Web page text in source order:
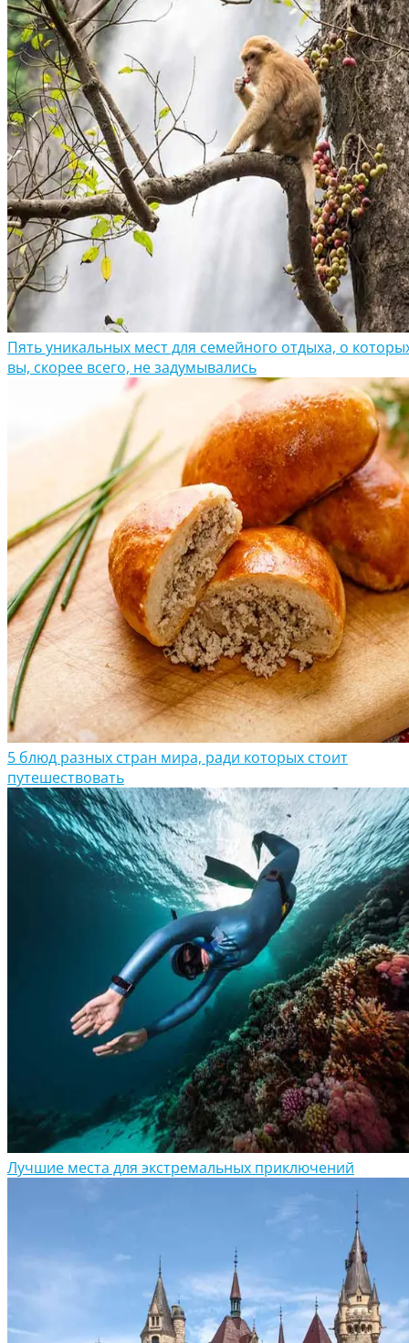
Пять уникальных мест для семейного отдыха, о
вы, скорее всего, не задумывались
5 блюд разных стран мира, ради которых стоит
путешествовать
Лучшие места для экстремальных приключений